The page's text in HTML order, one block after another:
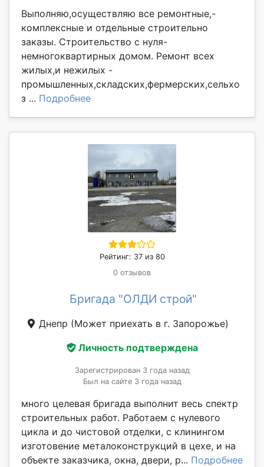
Выполняю,осуществляю все ремонтные,-
комплексные и отдельные строительно
заказы. Строительство с нуля-
немногоквартирных домом. Ремонт всех
жилых,и нежилых -
промышленных,складских,фермерских,сельхо
з ... Подробнее
Рейтинг: 37 из 80
0 отзывов
Бригада "ОЛДИ строй"
Днепр (Может приехать в г. Запорожье)
Личность подтверждена
Зарегистрирован 3 года назад
Был на сайте 3 года назад
много целевая бригада выполнит весь спектр
строительных работ. Работаем с нулевого
цикла и до чистовой отделки, с клинингом
изготовение металоконструкций в цехе, и на
объекте заказчика, окна, двери, р... Подробнее